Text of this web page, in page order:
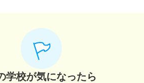
学校が気になったら